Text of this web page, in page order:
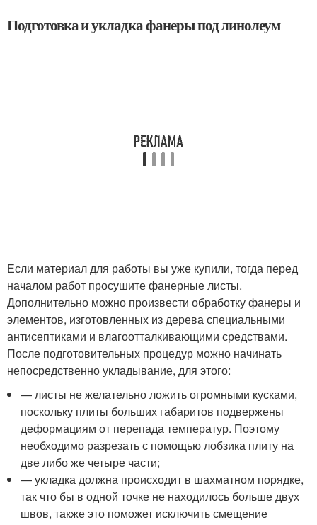
Подготовка и укладка фанеры под линолеум
Если материал для работы вы уже купили, тогда перед
началом работ просушите фанерные листы.
Дополнительно можно произвести обработку фанеры и
элементов, изготовленных из дерева специальными
антисептиками и влагоотталкивающими средствами.
После подготовительных процедур можно начинать
непосредственно укладывание, для этого:
— листы не желательно ложить огромными кусками,
поскольку плиты больших габаритов подвержены
деформациям от перепада температур. Поэтому
необходимо разрезать с помощью лобзика плиту на
две либо же четыре части;
— укладка должна происходит в шахматном порядке,
так что бы в одной точке не находилось больше двух
швов, также это поможет исключить смещение